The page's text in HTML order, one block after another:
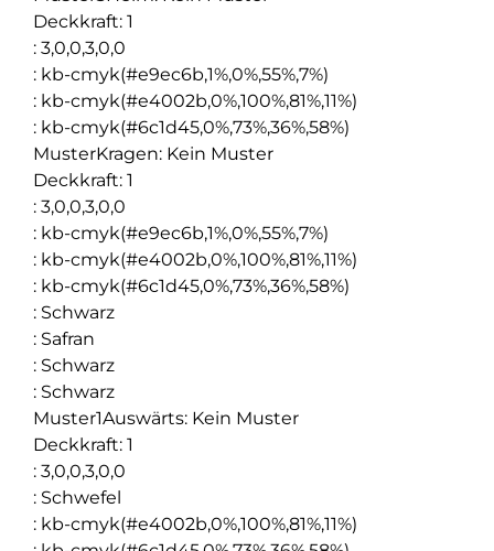
Deckkraft: 1
: 3,0,0,3,0,0
: kb-cmyk(#e9ec6b,1%,0%,55%,7%)
: kb-cmyk(#e4002b,0%,100%,81%,11%)
: kb-cmyk(#6c1d45,0%,73%,36%,58%)
MusterKragen: Kein Muster
Deckkraft: 1
: 3,0,0,3,0,0
: kb-cmyk(#e9ec6b,1%,0%,55%,7%)
: kb-cmyk(#e4002b,0%,100%,81%,11%)
: kb-cmyk(#6c1d45,0%,73%,36%,58%)
: Schwarz
: Safran
: Schwarz
: Schwarz
Muster1Auswärts: Kein Muster
Deckkraft: 1
: 3,0,0,3,0,0
: Schwefel
: kb-cmyk(#e4002b,0%,100%,81%,11%)